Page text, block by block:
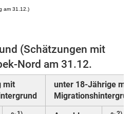
am 31.12.)
(Schätzungen mit
Nord am 31.12.
mit
unter 18-Jährige mit